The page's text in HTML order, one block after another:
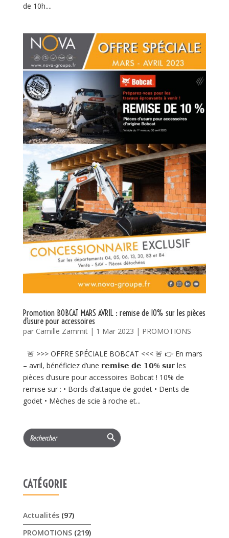
de 10h....
Promotion BOBCAT MARS AVRIL : remise de 10% sur les pièces
d’usure pour accessoires
par Camille Zammit| 1 Mar 2023 | PROMOTIONS
🚨 >>> OFFRE SPÉCIALE BOBCAT <<< 🚨 👉 En mars
– avril, bénéficiez d’une 𝗿𝗲𝗺𝗶𝘀𝗲 𝗱𝗲 𝟭𝟬% 𝘀𝘂𝗿 les
pièces d’usure pour accessoires Bobcat ! 10% de
remise sur : • Bords d’attaque de godet • Dents de
godet • Mèches de scie à roche et...
Search
for:
Search Button
CATÉGORIE
Actualités(97)
PROMOTIONS(219)